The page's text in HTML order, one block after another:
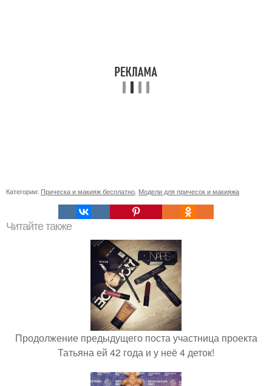
Категории: Прическа и макияж бесплатно Модели для причесок и макияжа
Читайте также
Продолжение предыдущего поста участница проекта
Татьяна ей 42 года и у неё 4 деток!